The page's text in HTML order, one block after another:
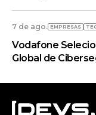
7 de ago. EMPRESAS
Vodafone
Global de